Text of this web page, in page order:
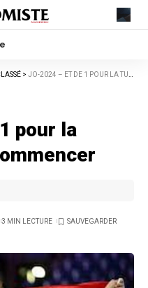
> JO-2024 – ET DE 1 POUR LA TUNISIE…. POUR COMMENCER
pour la
3 MIN LECTURE